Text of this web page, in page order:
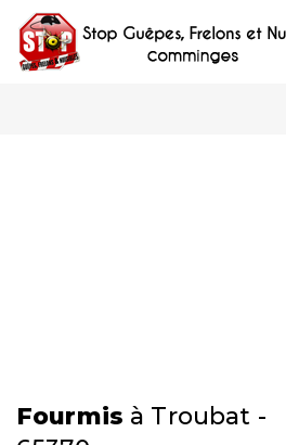
Fourmis à Troubat -